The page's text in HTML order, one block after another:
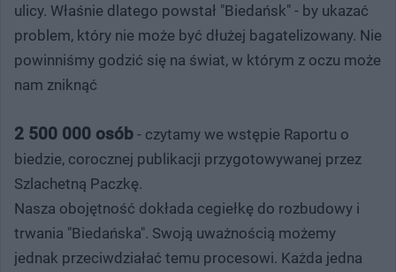
ulicy. Właśnie dlatego powstał "Biedańsk" - by ukazać
problem, który nie może być dłużej bagatelizowany. Nie
powinniśmy godzić się na świat, w którym z oczu może
nam zniknąć
2 500 000 osób - czytamy we wstępie Raportu o
biedzie, corocznej publikacji przygotowywanej przez
Szlachetną Paczkę.
Nasza obojętność dokłada cegiełkę do rozbudowy i
trwania "Biedańska". Swoją uważnością możemy
jednak przeciwdziałać temu procesowi. Każda jedna